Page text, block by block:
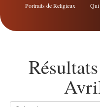
Portraits de Religieux Qui